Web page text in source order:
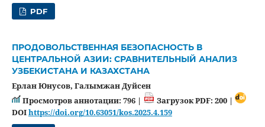
PDF
ПРОДОВОЛЬСТВЕННАЯ БЕЗОПАСНОСТЬ В
ЦЕНТРАЛЬНОЙ АЗИИ: СРАВНИТЕЛЬНЫЙ АНАЛИЗ
УЗБЕКИСТАНА И КАЗАХСТАНА
Ерлан Юнусов, Галымжан Дуйсен
Просмотров аннотации: 796 |
Загрузок PDF: 200 |
DOIhttps://doi.org/10.63051/kos.2025.4.159